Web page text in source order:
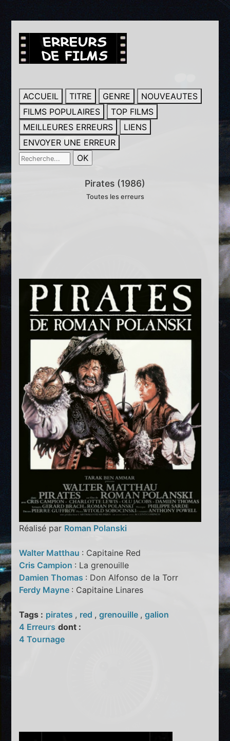
ACCUEIL TITRE GENRE
NOUVEAUTES
FILMS POPULAIRES
TOP FILMS
MEILLEURES ERREURS
LIENS
ENVOYER UNE ERREUR
Pirates (1986)
Toutes les erreurs
Réalisé par Roman Polanski
Walter Matthau : Capitaine Red
Cris Campion : La grenouille
Damien Thomas : Don Alfonso de la Torr
Ferdy Mayne : Capitaine Linares
Tags : pirates , red ,grenouille ,galion
4 Erreurs dont :
4 Tournage